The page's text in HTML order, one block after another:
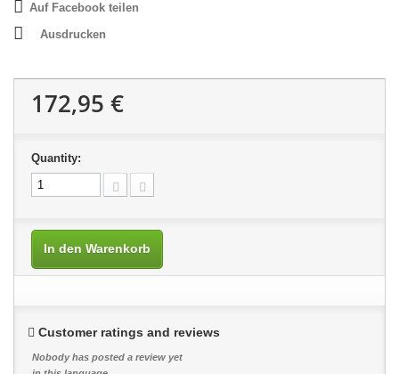
Auf Facebook teilen
Ausdrucken
172,95 €
Quantity:
In den Warenkorb
Customer ratings and reviews
Nobody has posted a review yet